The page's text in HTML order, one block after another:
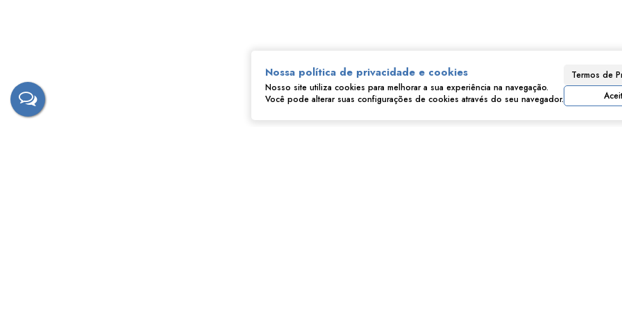
Nossa política de privacidade e cookies
Nosso site utiliza cookies para melhorar a sua experiência na navegação.
Você pode alterar suas configurações de cookies através do seu navegador.
Termos de
Consulte nossos Corretores